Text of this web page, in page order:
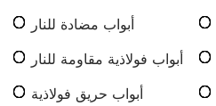
أبواب مضادة للنار
أبواب فولاذية مقاومة للنار
أبواب حريق فولاذية